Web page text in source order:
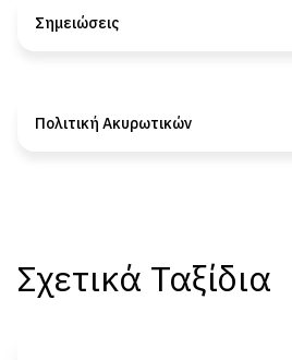
Σημειώσεις
Πολιτική Aκυρωτικών
Σχετικά Ταξίδια